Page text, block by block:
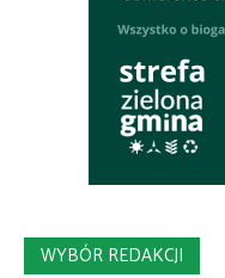
WYBÓR REDAKCJI